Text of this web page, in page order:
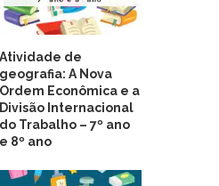
Atividade de
geografia: A Nova
Ordem Econômica e a
Divisão Internacional
do Trabalho – 7º ano
e 8º ano